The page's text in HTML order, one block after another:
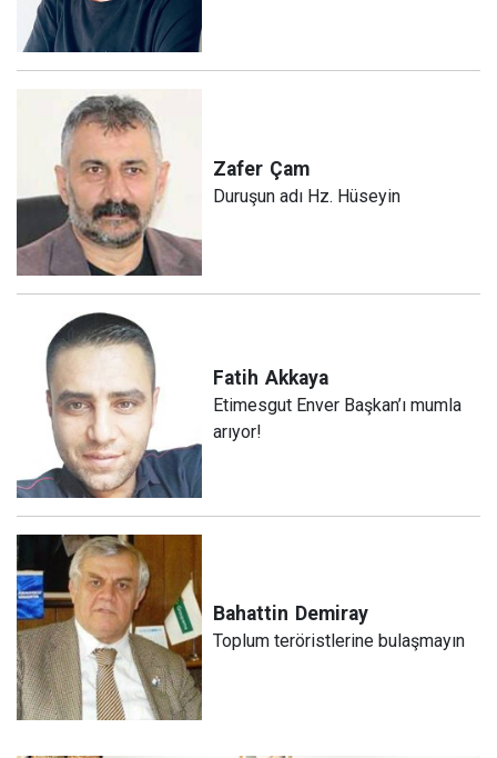
Zafer Çam
Duruşun adı Hz. Hüseyin
Fatih Akkaya
Etimesgut Enver Başkan’ı mumla
arıyor!
Bahattin Demiray
Toplum teröristlerine bulaşmayın